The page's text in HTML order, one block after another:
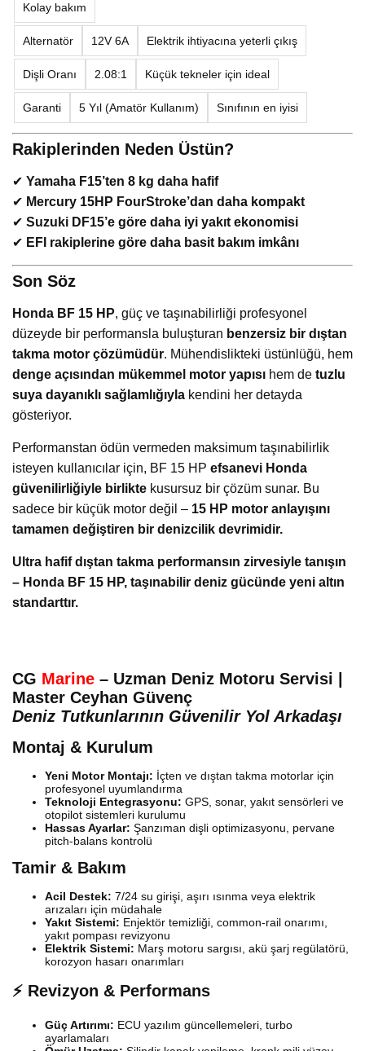
Kolay bakım
Alternatör 12V 6A Elektrik ihtiyacına yeterli çıkış
Dişli Oranı 2.08:1 Küçük tekneler için ideal
Garanti 5 Yıl (Amatör Kullanım) Sınıfının en iyisi
Rakiplerinden Neden Üstün?
✔ Yamaha F15’ten 8 kg daha hafif
✔ Mercury 15HP FourStroke’dan daha kompakt
✔ Suzuki DF15’e göre daha iyi yakıt ekonomisi
✔ EFI rakiplerine göre daha basit bakım imkânı
Son Söz
Honda BF 15 HP, güç ve taşınabilirliği profesyonel
düzeyde bir performansla buluşturan benzersiz bir dıştan
takma motor çözümüdür. Mühendislikteki üstünlüğü, hem
denge açısından mükemmel motor yapısı hem de tuzlu
suya dayanıklı sağlamlığıyla kendini her detayda
gösteriyor.
Performanstan ödün vermeden maksimum taşınabilirlik
isteyen kullanıcılar için, BF 15 HP efsanevi Honda
güvenilirliğiyle birlikte kusursuz bir çözüm sunar. Bu
sadece bir küçük motor değil – 15 HP motor anlayışını
tamamen değiştiren bir denizcilik devrimidir.
Ultra hafif dıştan takma performansın zirvesiyle tanışın
– Honda BF 15 HP, taşınabilir deniz gücünde yeni altın
standarttır.
CG Marine – Uzman Deniz Motoru Servisi |
Master Ceyhan Güvenç
Deniz Tutkunlarının Güvenilir Yol Arkadaşı
Montaj & Kurulum
Yeni Motor Montajı: İçten ve dıştan takma motorlar için
profesyonel uyumlandırma
Teknoloji Entegrasyonu: GPS, sonar, yakıt sensörleri ve
otopilot sistemleri kurulumu
Hassas Ayarlar: Şanzıman dişli optimizasyonu, pervane
pitch-balans kontrolü
Tamir & Bakım
Acil Destek: 7/24 su girişi, aşırı ısınma veya elektrik
arızaları için müdahale
Yakıt Sistemi: Enjektör temizliği, common-rail onarımı,
yakıt pompası revizyonu
Elektrik Sistemi: Marş motoru sargısı, akü şarj regülatörü,
korozyon hasarı onarımları
⚡ Revizyon & Performans
Güç Artırımı: ECU yazılım güncellemeleri, turbo
ayarlamaları